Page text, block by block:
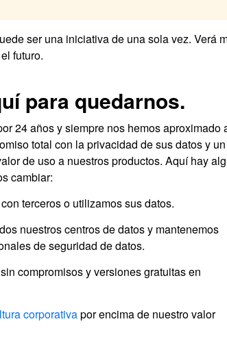
ser una iniciativa de una sola vez. Verá
futuro.
para quedarnos.
24 años y siempre nos hemos aproximado
total con la privacidad de sus datos y un
de uso a nuestros productos. Aquí hay
cambiar:
terceros o utilizamos sus datos.
nuestros centros de datos y mantenemos
de seguridad de datos.
compromisos y versiones gratuitas en
corporativapor encima de nuestro valor